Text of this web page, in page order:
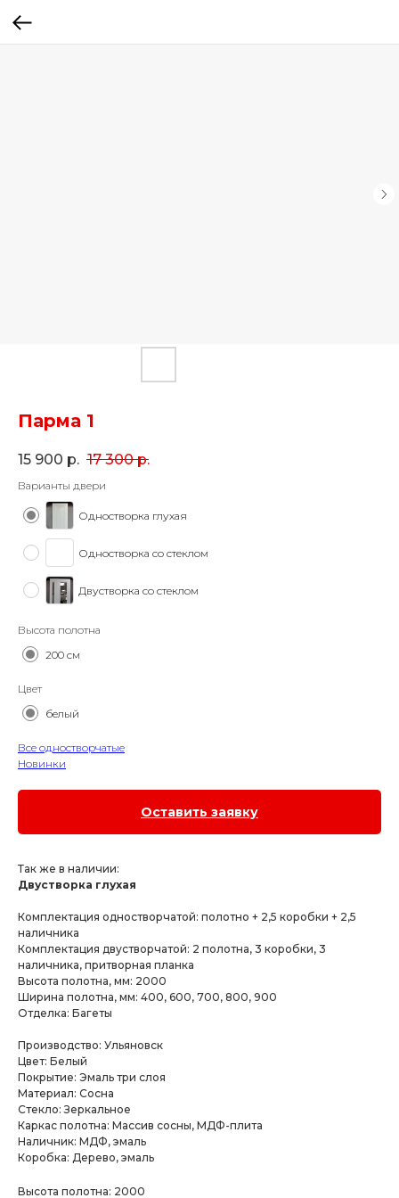
Парма 1
15 900 р. 17 300 р.
Варианты двери
Одностворка глухая
Одностворка со стеклом
Двустворка со стеклом
Высота полотна
200 см
Цвет
белый
Все одностворчатые
Новинки
Оставить заявку
Так же в наличии:
Двустворка глухая
Комплектация одностворчатой: полотно + 2,5 коробки + 2,5
наличника
Комплектация двустворчатой: 2 полотна, 3 коробки, 3
наличника, притворная планка
Высота полотна, мм: 2000
Ширина полотна, мм: 400, 600, 700, 800, 900
Отделка: Багеты
Производство: Ульяновск
Цвет: Белый
Покрытие: Эмаль три слоя
Материал: Сосна
Стекло: Зеркальное
Каркас полотна: Массив сосны, МДФ-плита
Наличник: МДФ, эмаль
Коробка: Дерево, эмаль
Высота полотна: 2000